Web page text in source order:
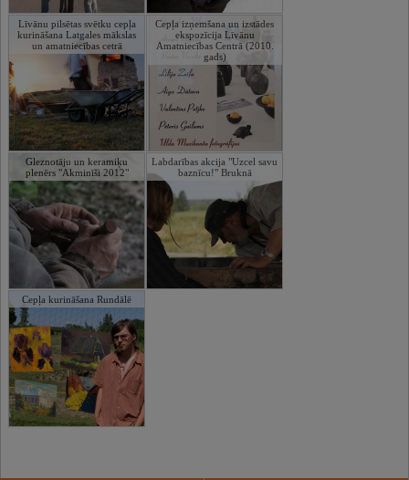
Līvānu pilsētas svētku cepļa
kurināšana Latgales mākslas
un amatniecības cetrā
Cepļa izņemšana un izstādes
ekspozīcija Līvānu
Amatniecības Centrā (2010.
gads)
Gleznotāju un keramiķu
plenērs "Akminīši 2012"
Labdarības akcija "Uzcel savu
baznīcu!" Bruknā
Cepļa kurināšana Rundālē